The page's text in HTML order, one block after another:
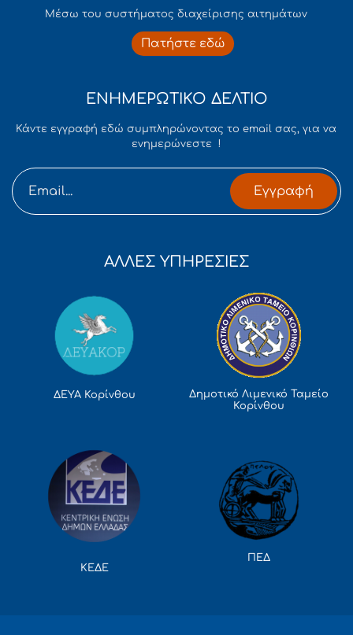
Mέσω του συστήματος διαχείρισης αιτημάτων
Πατήστε εδώ
ΕΝΗΜΕΡΩΤΙΚΟ ΔΕΛΤΙΟ
Κάντε εγγραφή εδώ συμπληρώνοντας το email σας, για να
ενημερώνεστε !
Εγγραφή
ΑΛΛΕΣ ΥΠΗΡΕΣΙΕΣ
ΔΕΥΑ Κορίνθου
Δημοτικό Λιμενικό Ταμείο
Κορίνθου
ΚΕΔΕ
ΠΕΔ